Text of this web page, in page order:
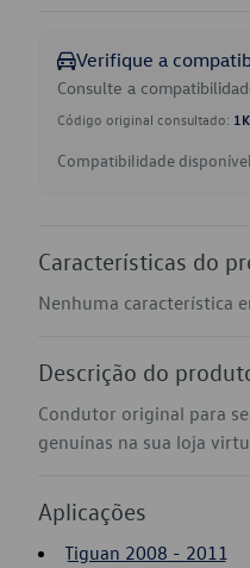
Verifique a
Consulte a
Código original consultado:
Compatibilidade
Características do
Nenhuma característica
Descrição do
Condutor original para
genuínas na sua loja
Aplicações
Tiguan 2008 - 2011